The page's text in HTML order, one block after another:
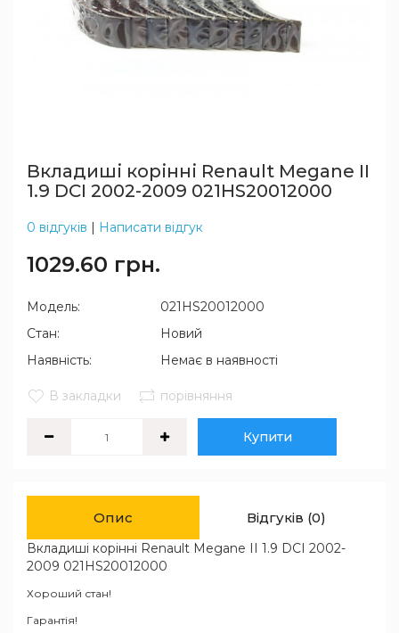
Вкладиші корінні Renault Megane II
1.9 DCI 2002-2009 021HS20012000
0 відгуків | Написати відгук
1029.60 грн.
Модель:
021HS20012000
Стан:
Новий
Наявність:
Немає в наявності
В закладки порівняння
Купити
Опис Відгуків (0)
Вкладиші корінні Renault Megane II 1.9 DCI 2002-
2009 021HS20012000
Хороший стан!
Гарантія!